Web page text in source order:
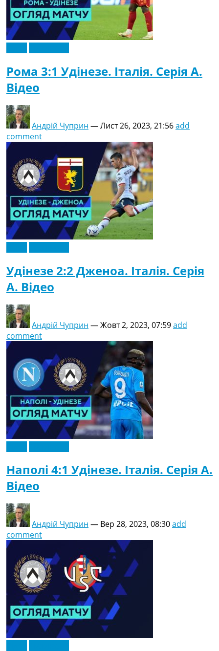
Рома 3:1 Удінезе. Італія. Серія A.
Відео
Андрій Чуприн —Лист 26, 2023, 21:56add
comment
Удінезе 2:2 Дженоа. Італія. Серія
A. Відео
Андрій Чуприн —Жовт 2, 2023, 07:59add
comment
Наполі 4:1 Удінезе. Італія. Серія A.
Відео
Андрій Чуприн — Вер 28, 2023, 08:30add
comment